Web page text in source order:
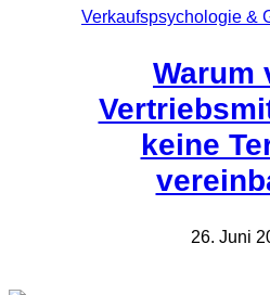
Verkaufspsychologie &
Warum
keine
26. Juni